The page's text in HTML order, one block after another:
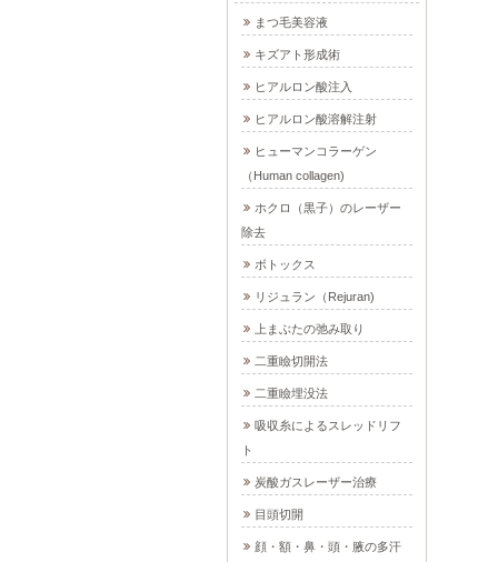
まつ毛美容液
キズアト形成術
ヒアルロン酸注入
ヒアルロン酸溶解注射
ヒューマンコラーゲン
（Human collagen)
ホクロ（黒子）のレーザー
除去
ボトックス
リジュラン（Rejuran)
上まぶたの弛み取り
二重瞼切開法
二重瞼埋没法
吸収糸によるスレッドリフ
ト
炭酸ガスレーザー治療
目頭切開
顔・額・鼻・頭・腋の多汗